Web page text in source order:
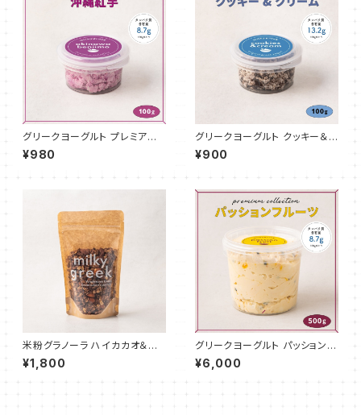
グリークヨーグルト プレミアム
沖縄紅芋 100g
¥980
グリークヨーグルト クッキー＆ク
リーム 100g
¥900
米粉グラノーラ ハイカカオ＆ア
ーモンド200g
¥1,800
グリークヨーグルト パッションフ
ルーツ 500g
¥6,000